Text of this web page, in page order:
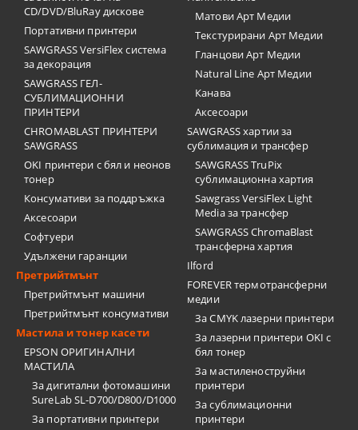
CD/DVD/BluRay дискове
Портативни принтери
SAWGRASS VersiFlex система
за декорация
SAWGRASS ГЕЛ-
СУБЛИМАЦИОННИ
ПРИНТЕРИ
CHROMABLAST ПРИНТЕРИ
SAWGRASS
OKI принтери с бял и неонов
тонер
Консумативи за поддръжка
Аксесоари
Софтуери
Удължени гаранции
Претрийтмънт
Претрийтмънт машини
Претрийтмънт консумативи
Мастила и тонер касети
EPSON ОРИГИНАЛНИ
МАСТИЛА
За дигитални фотомашини
SureLab SL-D700/D800/D1000
За портативни принтери
Матови Арт Медии
Текстурирани Арт Медии
Гланцови Арт Медии
Natural Line Арт Медии
Канава
Аксесоари
SAWGRASS хартии за
сублимация и трансфер
SAWGRASS TruPix
сублимационна хартия
Sawgrass VersiFlex Light
Media за трансфер
SAWGRASS ChromaBlast
трансферна хартия
Ilford
FOREVER термотрансферни
медии
За CMYK лазерни принтери
За лазерни принтери OKI с
бял тонер
За мастиленоструйни
принтери
За сублимационни
принтери